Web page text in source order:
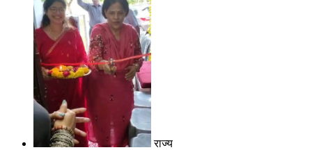
राज्य